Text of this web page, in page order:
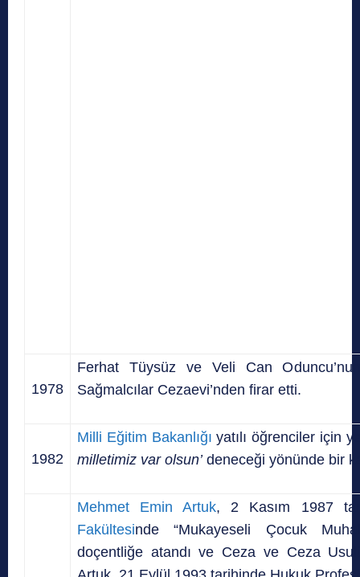
1978
Ferhat Tüysüz ve Veli Can
Sağmalcılar Cezaevi’nden firar etti.
1982
Milli Eğitim Bakanlığı yatılı öğrenciler için
milletimiz var olsun’deneceği yönünde bir
Mehmet Emin Artuk, 2 Kasım 1987
Fakültesinde “Mukayeseli Çocuk
doçentliğe atandı ve Ceza ve Ceza